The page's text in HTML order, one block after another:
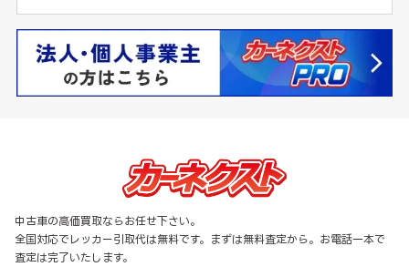
中古車の高価買取ならお任せ下さい。
全国対応でレッカー引取代は無料です。まずは無料査定から。お電話一本で
査定は完了いたします。